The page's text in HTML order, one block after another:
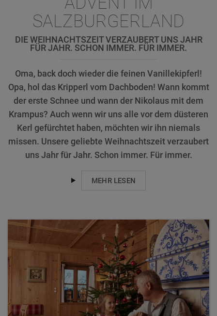
SALZBURGERLAND
DIE WEIHNACHTSZEIT VERZAUBERT UNS JAHR
FÜR JAHR. SCHON IMMER. FÜR IMMER.
Oma, back doch wieder die feinen Vanillekipferl!
Opa, hol das Kripperl vom Dachboden! Wann kommt
der erste Schnee und wann der Nikolaus mit dem
Krampus? Auch wenn wir uns alle vor dem düsteren
Kerl gefürchtet haben, möchten wir ihn niemals
missen. Unsere geliebte Weihnachtszeit verzaubert
uns Jahr für Jahr. Schon immer. Für immer.
MEHR LESEN